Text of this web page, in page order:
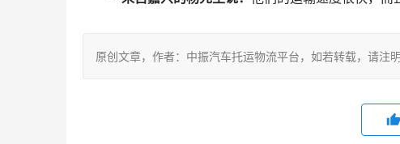
原创文章，作者：中振汽车托运物流平台，如若转载，请